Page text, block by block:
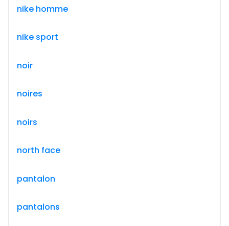
nike homme
nike sport
noir
noires
noirs
north face
pantalon
pantalons